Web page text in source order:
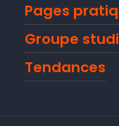
Pages
Groupe
Tendances